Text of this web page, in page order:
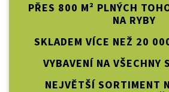
PŘES 800 M² PLNÝCH
NA RYBY
SKLADEM VÍCE NEŽ 20
VYBAVENÍ NA VŠECHNY
NEJVĚTŠÍ SORTIMENT